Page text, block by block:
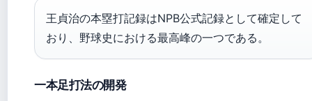
王貞治の本塁打記録はNPB公式記録として確定して
おり、野球史における最高峰の一つである。
一本足打法の開発